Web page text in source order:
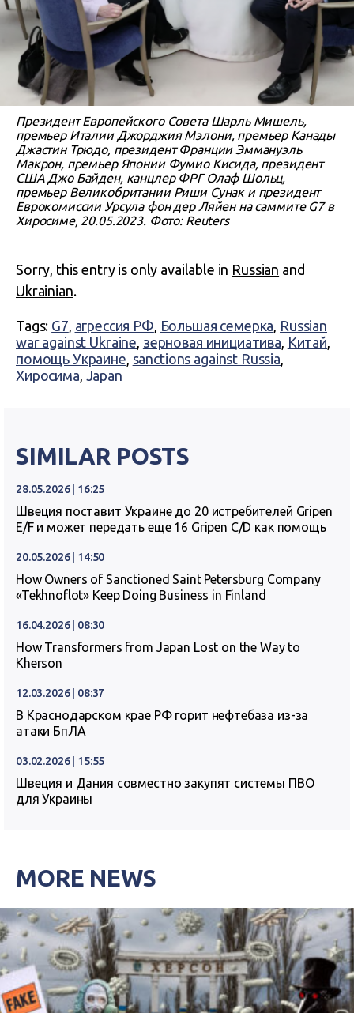
Президент Европейского Совета Шарль Мишель,
премьер Италии Джорджия Мэлони, премьер Канады
Джастин Трюдо, президент Франции Эммануэль
Макрон, премьер Японии Фумио Кисида, президент
США Джо Байден, канцлер ФРГ Олаф Шольц,
премьер Великобритании Риши Сунак и президент
Еврокомиссии Урсула фон дер Ляйен на саммите G7 в
Хиросиме, 20.05.2023. Фото: Reuters
Sorry, this entry is only available in Russian and
Ukrainian.
Tags: G7, агрессия РФ, Большая семерка, Russian
war against Ukraine, зерновая инициатива, Китай,
помощь Украине, sanctions against Russia,
Хиросима, Japan
SIMILAR POSTS
28.05.2026 | 16:25
Швеция поставит Украине до 20 истребителей Gripen
E/F и может передать еще 16 Gripen C/D как помощь
20.05.2026 | 14:50
How Owners of Sanctioned Saint Petersburg Company
«Tekhnoflot» Keep Doing Business in Finland
16.04.2026 | 08:30
How Transformers from Japan Lost on the Way to
Kherson
12.03.2026 | 08:37
В Краснодарском крае РФ горит нефтебаза из-за
атаки БпЛА
03.02.2026 | 15:55
Швеция и Дания совместно закупят системы ПВО
для Украины
MORE NEWS